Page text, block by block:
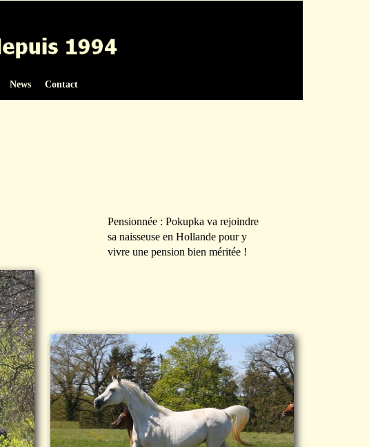
News Contact
Pensionnée : Pokupka va rejoindre
sa naisseuse en Hollande pour y
vivre une pension bien méritée !